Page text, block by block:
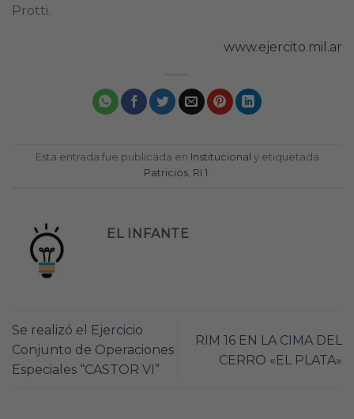
Protti.
www.ejercito.mil.ar
Esta entrada fue publicada en Institucional y etiquetada
Patricios, RI 1.
EL INFANTE
Se realizó el Ejercicio
Conjunto de Operaciones
Especiales “CASTOR VI”
RIM 16 EN LA CIMA DEL
CERRO «EL PLATA»